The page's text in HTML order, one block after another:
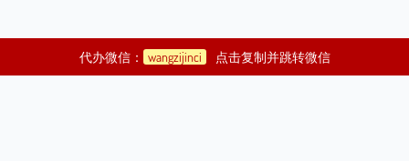
代办微信： wangzijinci 点击复制并跳转微信